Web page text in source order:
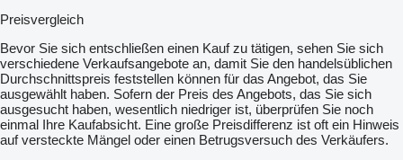
Preisvergleich
Bevor Sie sich entschließen einen Kauf zu tätigen, sehen Sie sich
verschiedene Verkaufsangebote an, damit Sie den handelsüblichen
Durchschnittspreis feststellen können für das Angebot, das Sie
ausgewählt haben. Sofern der Preis des Angebots, das Sie sich
ausgesucht haben, wesentlich niedriger ist, überprüfen Sie noch
einmal Ihre Kaufabsicht. Eine große Preisdifferenz ist oft ein Hinweis
auf versteckte Mängel oder einen Betrugsversuch des Verkäufers.